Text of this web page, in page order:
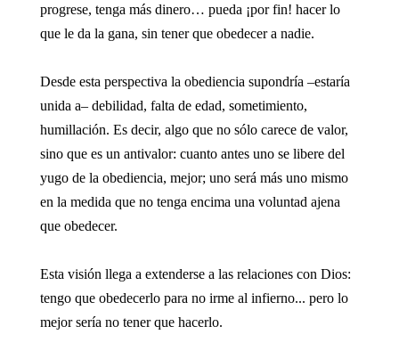
progrese, tenga más dinero… pueda ¡por fin! hacer lo
que le da la gana, sin tener que obedecer a nadie.
Desde esta perspectiva la obediencia supondría –estaría
unida a– debilidad, falta de edad, sometimiento,
humillación. Es decir, algo que no sólo carece de valor,
sino que es un antivalor: cuanto antes uno se libere del
yugo de la obediencia, mejor; uno será más uno mismo
en la medida que no tenga encima una voluntad ajena
que obedecer.
Esta visión llega a extenderse a las relaciones con Dios:
tengo que obedecerlo para no irme al infierno... pero lo
mejor sería no tener que hacerlo.